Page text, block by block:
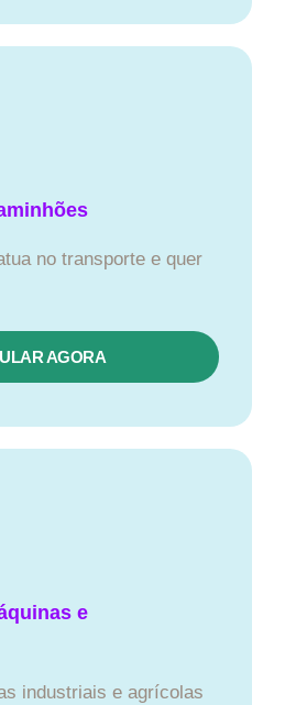
no transporte e quer
AGORA
e
industriais e agrícolas